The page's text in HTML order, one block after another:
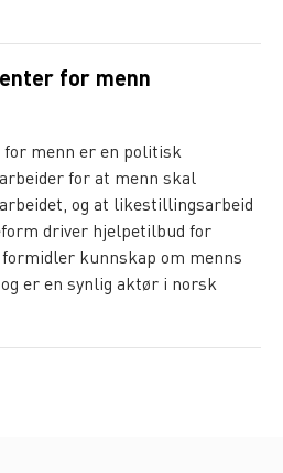
for menn
menn er en politisk
for at menn skal
og at likestillingsarbeid
driver hjelpetilbud for
kunnskap om menns
er en synlig aktør i norsk